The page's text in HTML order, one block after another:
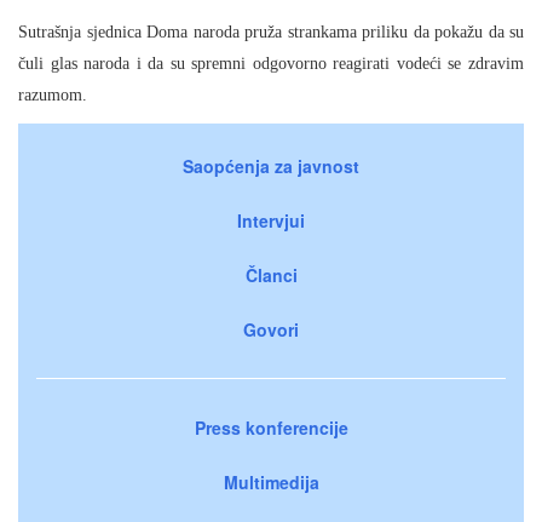
Sutrašnja sjednica Doma naroda pruža strankama priliku da pokažu da su
čuli glas naroda i da su spremni odgovorno reagirati vodeći se zdravim
razumom.
Saopćenja za javnost
Intervjui
Članci
Govori
Press konferencije
Multimedija